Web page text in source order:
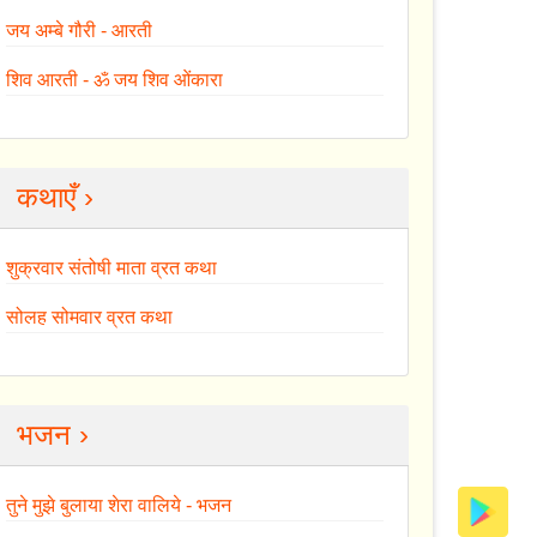
जय अम्बे गौरी - आरती
शिव आरती - ॐ जय शिव ओंकारा
कथाएँ ›
शुक्रवार संतोषी माता व्रत कथा
सोलह सोमवार व्रत कथा
भजन ›
तुने मुझे बुलाया शेरा वालिये - भजन